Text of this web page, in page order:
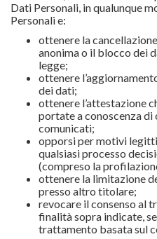
Dati Personali, in qualunque
Personali e:
ottenere la
anonima o il blocco dei
legge;
ottenere
dei dati;
ottenere l’attestazione
portate a conoscenza
comunicati;
opporsi per motivi
qualsiasi processo
(compreso la
ottenere la limitazione
presso altro titolare;
revocare il consenso al
finalità sopra indicate,
trattamento basata sul